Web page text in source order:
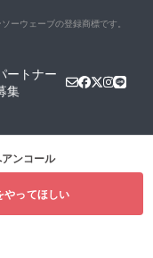
ーウェーブの登録商標です。
ートナー
集
ンコール
やってほしい